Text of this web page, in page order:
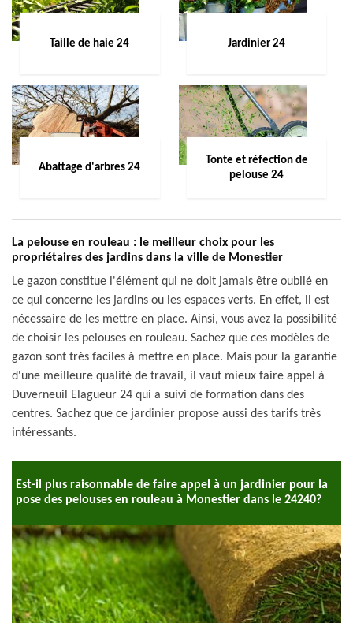
Taille de haie 24 Jardinier 24
Abattage d'arbres 24
Tonte et réfection de
pelouse 24
La pelouse en rouleau : le meilleur choix pour les
propriétaires des jardins dans la ville de Monestier
Le gazon constitue l'élément qui ne doit jamais être oublié en
ce qui concerne les jardins ou les espaces verts. En effet, il est
nécessaire de les mettre en place. Ainsi, vous avez la possibilité
de choisir les pelouses en rouleau. Sachez que ces modèles de
gazon sont très faciles à mettre en place. Mais pour la garantie
d'une meilleure qualité de travail, il vaut mieux faire appel à
Duverneuil Elagueur 24 qui a suivi de formation dans des
centres. Sachez que ce jardinier propose aussi des tarifs très
intéressants.
Est-il plus raisonnable de faire appel à un jardinier pour la
pose des pelouses en rouleau à Monestier dans le 24240?